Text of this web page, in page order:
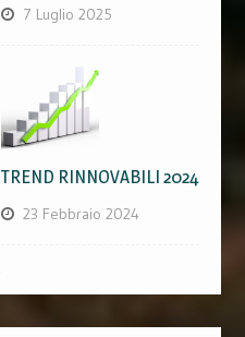
7 Luglio 2025
TREND RINNOVABILI 2024
23 Febbraio 2024